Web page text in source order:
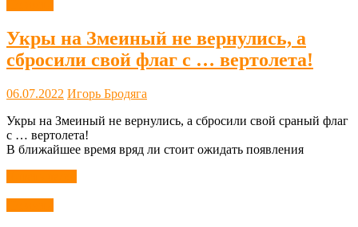
Укры на Змеиный не вернулись, а
сбросили свой флаг с … вертолета!
06.07.2022 Игорь Бродяга
Укры на Змеиный не вернулись, а сбросили свой сраный флаг
с … вертолета!
В ближайшее время вряд ли стоит ожидать появления